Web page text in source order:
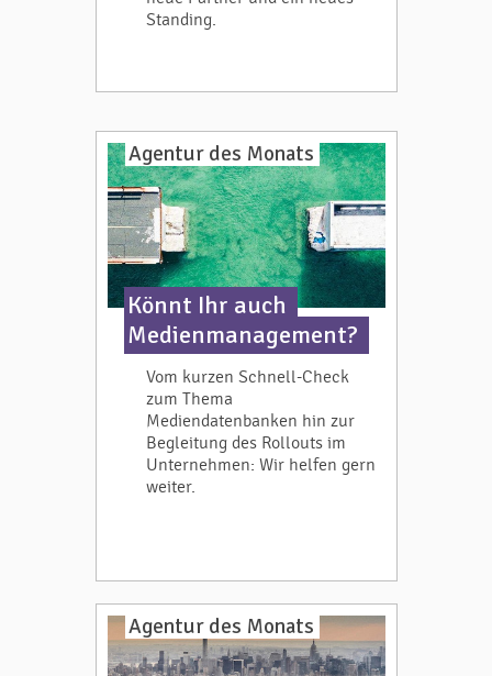
Standing.
Agentur des Monats
Könnt Ihr auch
Medienmanagement?
Vom kurzen Schnell-Check
zum Thema
Mediendatenbanken hin zur
Begleitung des Rollouts im
Unternehmen: Wir helfen gern
weiter.
Agentur des Monats